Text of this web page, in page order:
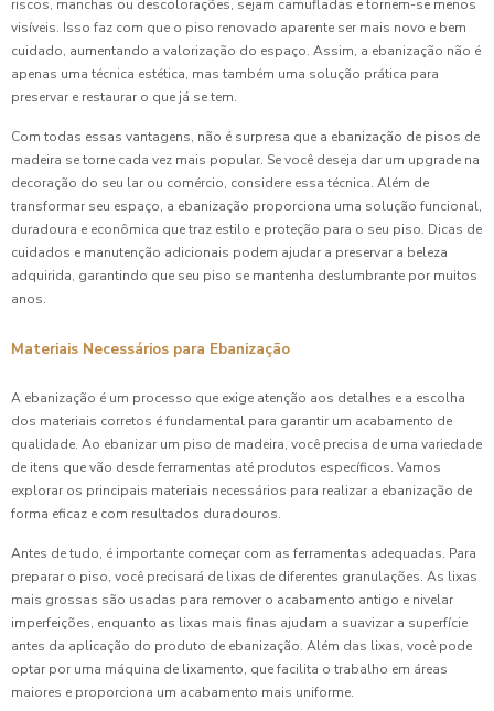
riscos, manchas ou descolorações, sejam camufladas e tornem-se menos
visíveis. Isso faz com que o piso renovado aparente ser mais novo e bem
cuidado, aumentando a valorização do espaço. Assim, a ebanização não é
apenas uma técnica estética, mas também uma solução prática para
preservar e restaurar o que já se tem.
Com todas essas vantagens, não é surpresa que a ebanização de pisos de
madeira se torne cada vez mais popular. Se você deseja dar um upgrade na
decoração do seu lar ou comércio, considere essa técnica. Além de
transformar seu espaço, a ebanização proporciona uma solução funcional,
duradoura e econômica que traz estilo e proteção para o seu piso. Dicas de
cuidados e manutenção adicionais podem ajudar a preservar a beleza
adquirida, garantindo que seu piso se mantenha deslumbrante por muitos
anos.
Materiais Necessários para Ebanização
A ebanização é um processo que exige atenção aos detalhes e a escolha
dos materiais corretos é fundamental para garantir um acabamento de
qualidade. Ao ebanizar um piso de madeira, você precisa de uma variedade
de itens que vão desde ferramentas até produtos específicos. Vamos
explorar os principais materiais necessários para realizar a ebanização de
forma eficaz e com resultados duradouros.
Antes de tudo, é importante começar com as ferramentas adequadas. Para
preparar o piso, você precisará de lixas de diferentes granulações. As lixas
mais grossas são usadas para remover o acabamento antigo e nivelar
imperfeições, enquanto as lixas mais finas ajudam a suavizar a superfície
antes da aplicação do produto de ebanização. Além das lixas, você pode
optar por uma máquina de lixamento, que facilita o trabalho em áreas
maiores e proporciona um acabamento mais uniforme.